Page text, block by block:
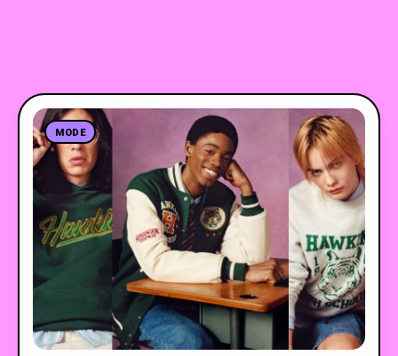
PEOPLE
FOOD
BONS PLANS
SOUTENEZ KULTT
MODE